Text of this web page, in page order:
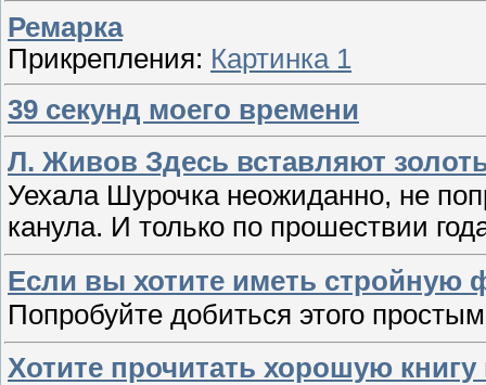
Ремарка
Прикрепления: Картинка 1
39 секунд моего времени
Л. Живов Здесь вставляют
Уехала Шурочка неожиданно, не
канула. И только по прошествии
Если вы хотите иметь стройную
Попробуйте добиться этого
Хотите прочитать хорошую